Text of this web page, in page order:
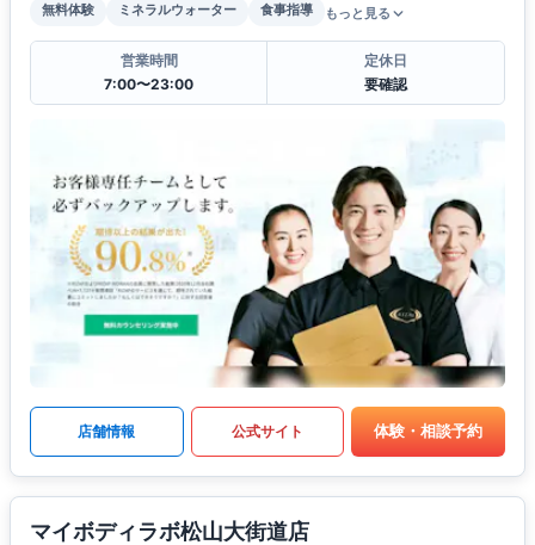
無料体験
ミネラルウォーター 食事指導 もっと見る
営業時間
7:00〜23:00
定休日
要確認
店舗情報 公式サイト 体験・相談予約
マイボディラボ松山大街道店